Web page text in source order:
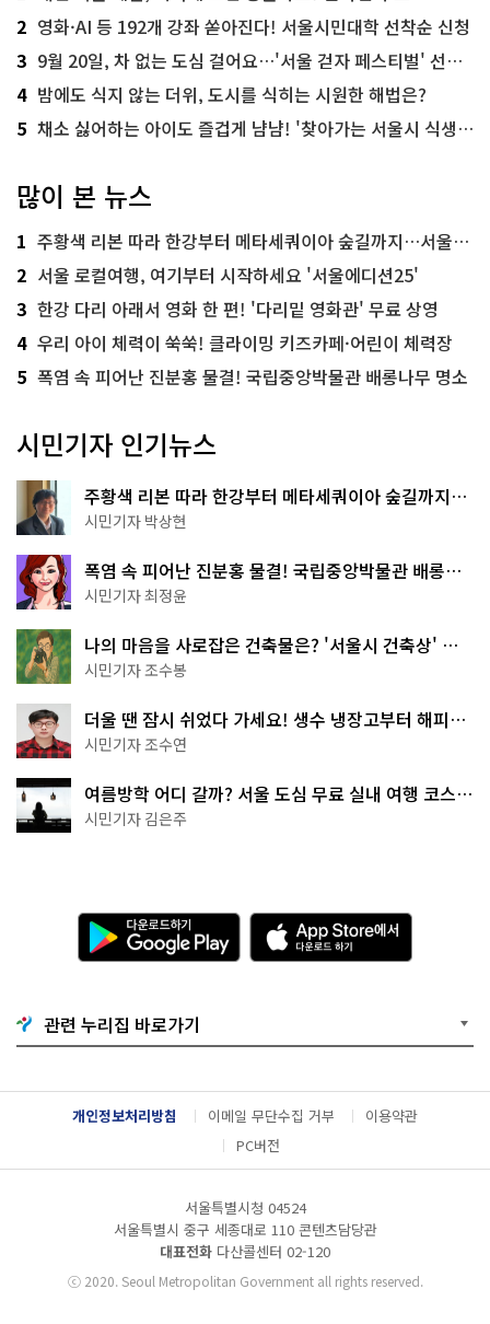
2 영화·AI 등 192개 강좌 쏟아진다! 서울시민대학 선착순 신청
3 9월 20일, 차 없는 도심 걸어요…'서울 걷자 페스티벌' 선착순 5천명
4 밤에도 식지 않는 더위, 도시를 식히는 시원한 해법은?
5 채소 싫어하는 아이도 즐겁게 냠냠! '찾아가는 서울시 식생활 교육' 현장
많이 본 뉴스
1 주황색 리본 따라 한강부터 메타세쿼이아 숲길까지…서울둘레길 15코스
2 서울 로컬여행, 여기부터 시작하세요 '서울에디션25'
3 한강 다리 아래서 영화 한 편! '다리밑 영화관' 무료 상영
4 우리 아이 체력이 쑥쑥! 클라이밍 키즈카페·어린이 체력장
5 폭염 속 피어난 진분홍 물결! 국립중앙박물관 배롱나무 명소
시민기자 인기뉴스
주황색 리본 따라 한강부터 메타세쿼이아 숲길까지…
서울둘레길 15코스
시민기자 박상현
폭염 속 피어난 진분홍 물결! 국립중앙박물관 배롱나
무 명소
시민기자 최정윤
나의 마음을 사로잡은 건축물은? '서울시 건축상' 수
상작 공개!
시민기자 조수봉
더울 땐 잠시 쉬었다 가세요! 생수 냉장고부터 해피소
·무더위쉼터까지
시민기자 조수연
여름방학 어디 갈까? 서울 도심 무료 실내 여행 코스
추천
시민기자 김은주
다
운
로
기
G
o
g
l
e
A
p
p
e
서
다
운
관련 누리집 바로가기
개인정보처리방침 이메일 무단수집 거부
이용약관
PC버전
서울특별시청 04524
서울특별시 중구 세종대로 110 콘텐츠담당관
대표전화 다산콜센터 02-120
ⓒ2020. Seoul Metropolitan Government all rights reserved.